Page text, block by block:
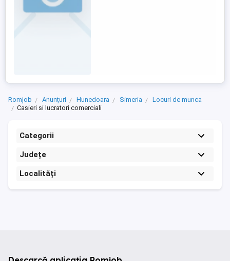
Romjob Anunțuri Hunedoara Simeria
Locuri de munca
Casieri si lucratori comerciali
Categorii
Județe
Localități